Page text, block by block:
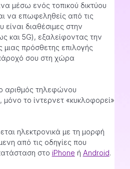
μέσω ενός τοπικού δικτύου
να επωφεληθείς από τις
είναι διαθέσιμες στην
και 5G), εξαλείφοντας την
πρόσθετης επιλογής
σου στη χώρα
αριθμός τηλεφώνου
μόνο το ίντερνετ «κυκλοφορεί»
ηλεκτρονικά με τη μορφή
από τις οδηγίες που
στο iPhone ή Android.